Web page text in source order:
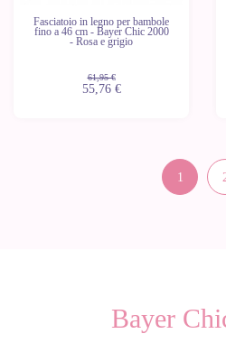
Fasciatoio in legno per bambole
fino a 46 cm - Bayer Chic 2000
- Rosa e grigio
61,95 €
55,76 €
1
Bayer